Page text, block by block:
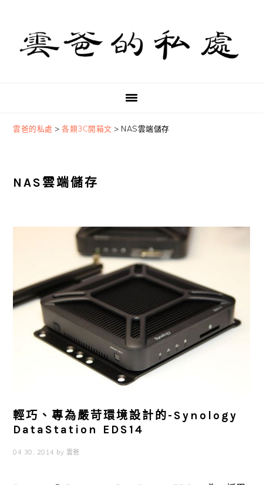
primary
navigation
content
primary
sidebar
雲爸的私處 >各類3C開箱文 > NAS雲端儲存
NAS雲端儲存
輕巧、專為嚴苛環境設計的-Synology
DataStation EDS14
04 30, 2014 by 雲爸